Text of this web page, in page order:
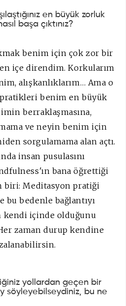
en büyük zorluk
başa çıktınız?
benim için çok zor bir
içe direndim. Korkularım
alışkanlıklarım… Ama o
benim en büyük
berraklaşmasına,
ve neyin benim için
sorgulamama alan açtı.
insan pusulasını
bana öğrettiği
biri: Meditasyon pratiği
bu bedenle bağlantıyı
kendi içinde olduğunu
zaman durup kendine
yollardan geçen bir
söyleyebilseydiniz, bu ne